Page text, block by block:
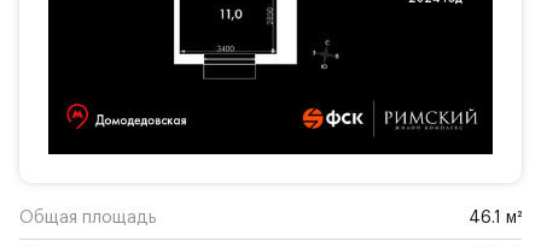
Общая площадь 46.1 м²